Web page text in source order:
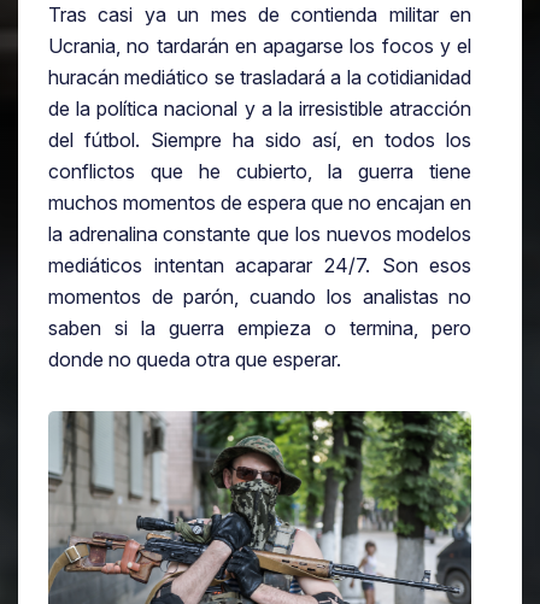
Tras casi ya un mes de contienda militar en
Ucrania, no tardarán en apagarse los focos y el
huracán mediático se trasladará a la cotidianidad
de la política nacional y a la irresistible atracción
del fútbol. Siempre ha sido así, en todos los
conflictos que he cubierto, la guerra tiene
muchos momentos de espera que no encajan en
la adrenalina constante que los nuevos modelos
mediáticos intentan acaparar 24/7. Son esos
momentos de parón, cuando los analistas no
saben si la guerra empieza o termina, pero
donde no queda otra que esperar.